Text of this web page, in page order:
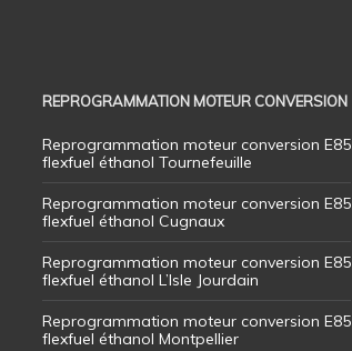
REPROGRAMMATION MOTEUR CONVERSION
Reprogrammation moteur conversion E85
flexfuel éthanol Tournefeuille
Reprogrammation moteur conversion E85
flexfuel éthanol Cugnaux
Reprogrammation moteur conversion E85
flexfuel éthanol L’Isle Jourdain
Reprogrammation moteur conversion E85
flexfuel éthanol Montpellier